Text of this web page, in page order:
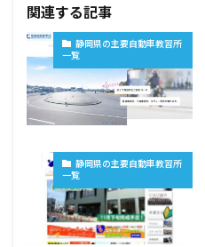
関連する記事
静岡県の主要自動車教習所
一覧
静岡県の主要自動車教習所
一覧